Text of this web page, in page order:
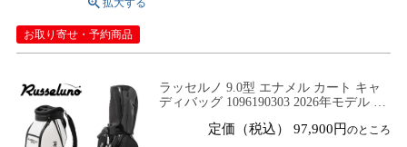
お取り寄せ・予約商品
ラッセルノ 9.0型 エナメル カート キャ
ディバッグ 1096190303 2026年モデル ゴ
Russeluno定価（税込） 97,900 のところ